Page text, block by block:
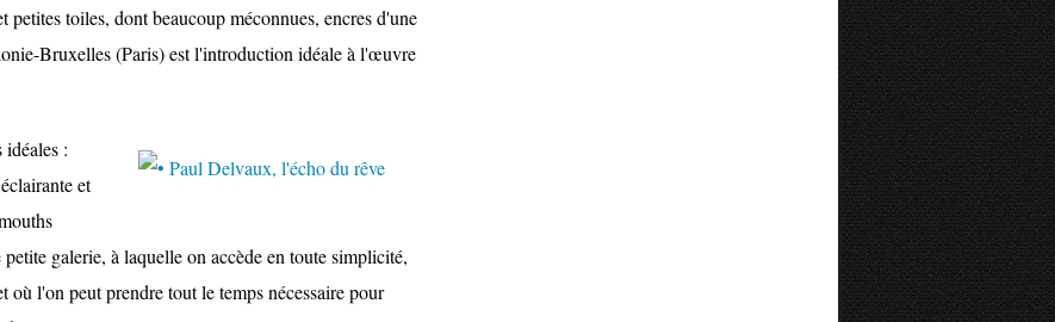
petites toiles, dont beaucoup méconnues, encres d'une
Bruxelles (Paris) est l'introduction idéale à l'œuvre
:
et
galerie, à laquelle on accède en toute simplicité,
où l'on peut prendre tout le temps nécessaire pour